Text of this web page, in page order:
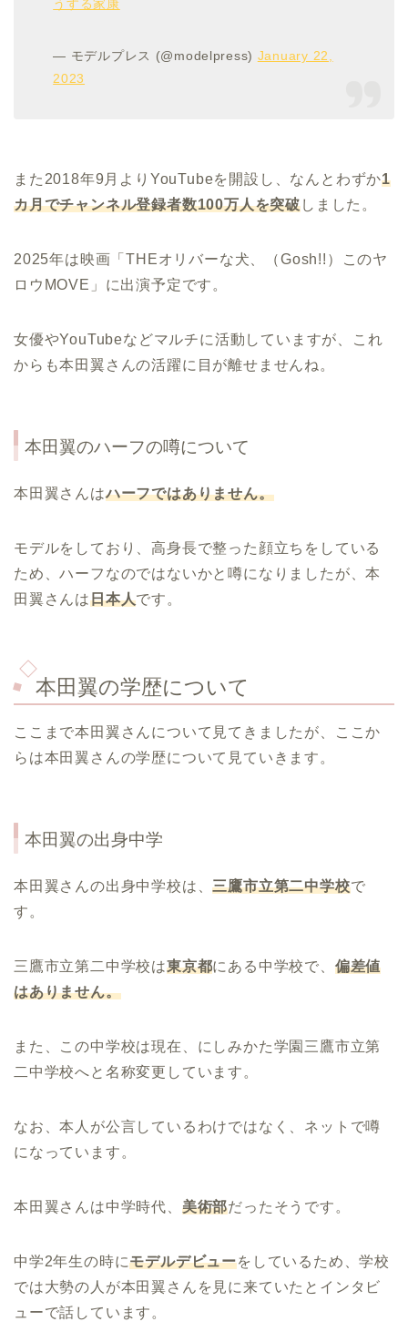
うする家康
— モデルプレス (@modelpress) January 22,
2023
また2018年9月よりYouTubeを開設し、なんとわずか1
カ月でチャンネル登録者数100万人を突破しました。
2025年は映画「THEオリバーな犬、（Gosh!!）このヤ
ロウMOVE」に出演予定です。
女優やYouTubeなどマルチに活動していますが、これ
からも本田翼さんの活躍に目が離せませんね。
本田翼のハーフの噂について
本田翼さんはハーフではありません。
モデルをしており、高身長で整った顔立ちをしている
ため、ハーフなのではないかと噂になりましたが、本
田翼さんは日本人です。
本田翼の学歴について
ここまで本田翼さんについて見てきましたが、ここか
らは本田翼さんの学歴について見ていきます。
本田翼の出身中学
本田翼さんの出身中学校は、三鷹市立第二中学校で
す。
三鷹市立第二中学校は東京都にある中学校で、 偏差値
はありません。
また、この中学校は現在、にしみかた学園三鷹市立第
二中学校へと名称変更しています。
なお、本人が公言しているわけではなく、ネットで噂
になっています。
本田翼さんは中学時代、 美術部だったそうです。
中学2年生の時にモデルデビューをしているため、学校
では大勢の人が本田翼さんを見に来ていたとインタビ
ューで話しています。